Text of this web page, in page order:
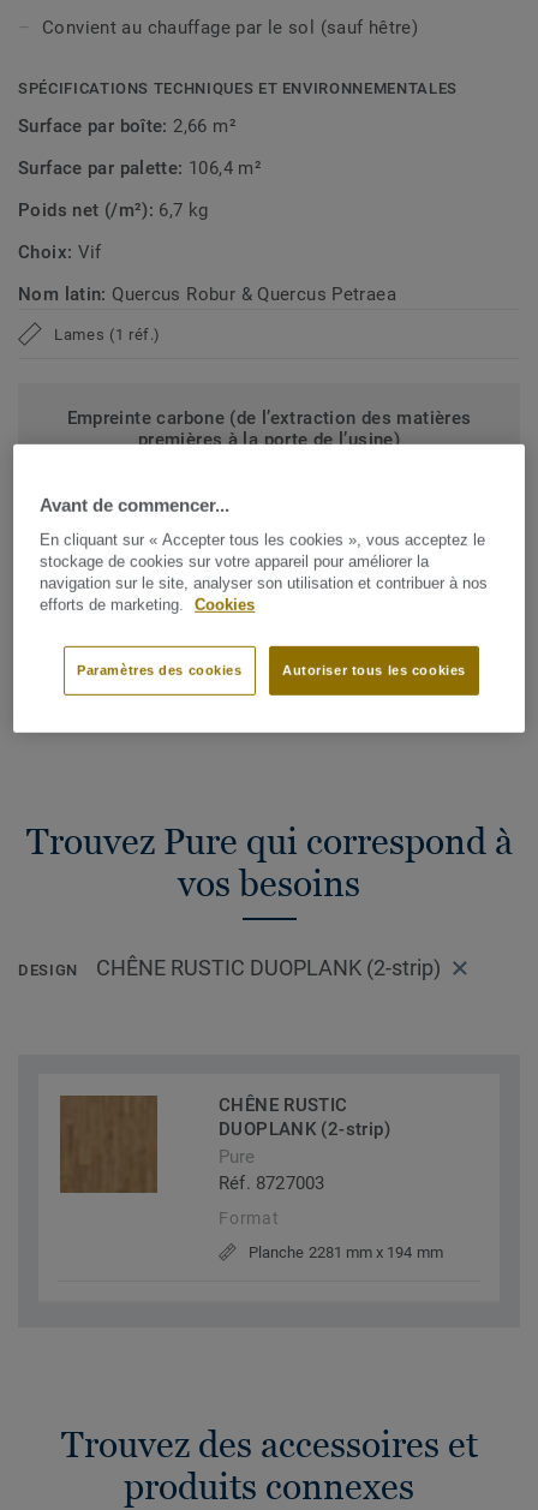
Convient au chauffage par le sol (sauf hêtre)
SPÉCIFICATIONS TECHNIQUES ET ENVIRONNEMENTALES
Surface par boîte: 2,66 m²
Surface par palette: 106,4 m²
Poids net (/m²): 6,7 kg
Choix: Vif
Nom latin: Quercus Robur & Quercus Petraea
Lames (1 réf.)
Empreinte carbone (de l’extraction des matières
premières à la porte de l’usine)
L’EMPREINTE CARBONE DE MON PROJET
Trouvez Pure qui correspond à
vos besoins
DESIGN CHÊNE RUSTIC DUOPLANK (2-strip)
CHÊNE RUSTIC
DUOPLANK (2-strip)
Pure
Réf. 8727003
Format
Planche 2281 mm x 194 mm
Trouvez des accessoires et
produits connexes
Avant de commencer...
En cliquant sur « Accepter tous les cookies », vous acceptez le
stockage de cookies sur votre appareil pour améliorer la
navigation sur le site, analyser son utilisation et contribuer à nos
efforts de marketing.
Cookies
Autoriser tous les cookies
Paramètres des cookies